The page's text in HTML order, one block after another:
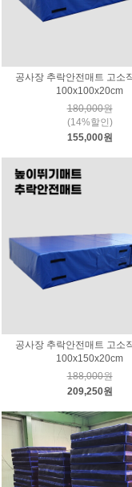
공사장 추락안전매트 고소
100x100x20cm
180,000원
(14%할인)
155,000원
공사장 추락안전매트 고소
100x150x20cm
188,000원
209,250원